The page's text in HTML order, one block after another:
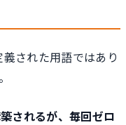
された用語ではあり
されるが、毎回ゼロ